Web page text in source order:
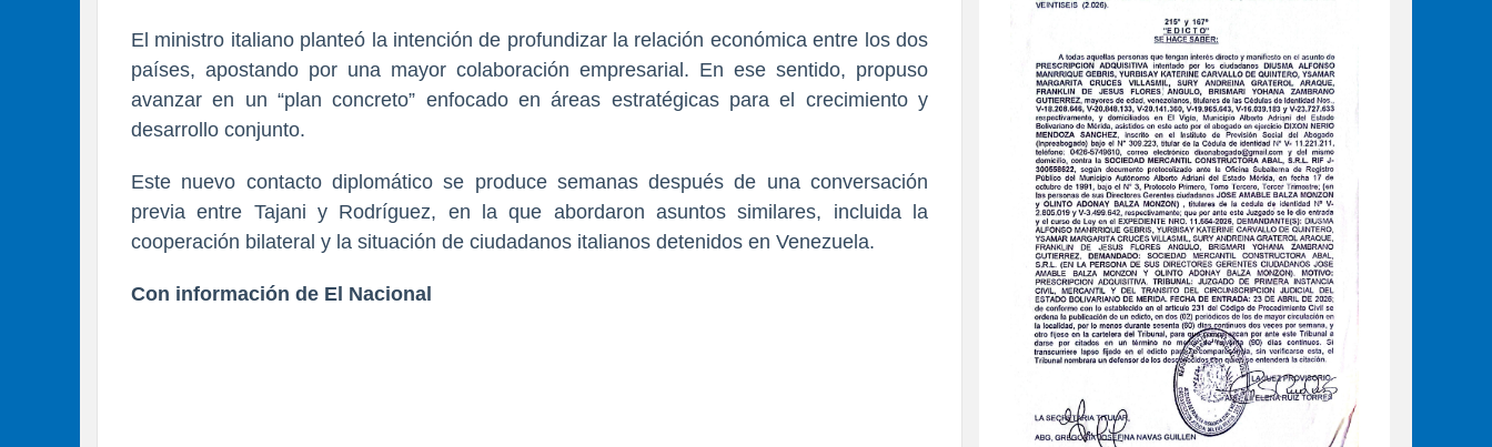
El ministro italiano planteó la intención de profundizar la relación económica entre los dos
países, apostando por una mayor colaboración empresarial. En ese sentido, propuso
avanzar en un “plan concreto” enfocado en áreas estratégicas para el crecimiento y
desarrollo conjunto.
Este nuevo contacto diplomático se produce semanas después de una conversación
previa entre Tajani y Rodríguez, en la que abordaron asuntos similares, incluida la
cooperación bilateral y la situación de ciudadanos italianos detenidos en Venezuela.
Con información de El Nacional